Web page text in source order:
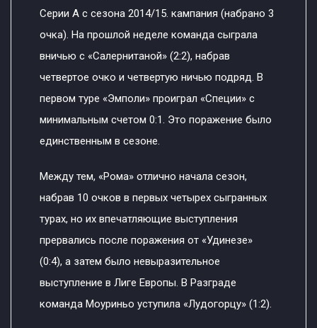
Серии А с сезона 2014/15. кампания (набрано 3
очка). На прошлой неделе команда сыграла
вничью с «Салернитаной» (2:2), набрав
четвертое очко и четвертую ничью подряд. В
первом туре «Эмполи» проиграл «Специи» с
минимальным счетом 0:1. Это поражение было
единственным в сезоне.
Между тем, «Рома» отлично начала сезон,
набрав 10 очков в первых четырех сыгранных
турах, но их впечатляющие выступления
прервались после поражения от «Удинезе»
(0:4), а затем было невыразительное
выступление в Лиге Европы. В Разграде
команда Моуриньо уступила «Лудогорцу» (1:2).